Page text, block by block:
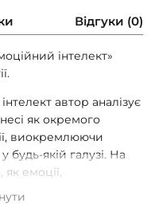
Відгуки (0)
інтелект»
автор аналізує
як окремого
виокремлюючи
будь-якій галузі. На
емоції,
й здатність
інтелект —